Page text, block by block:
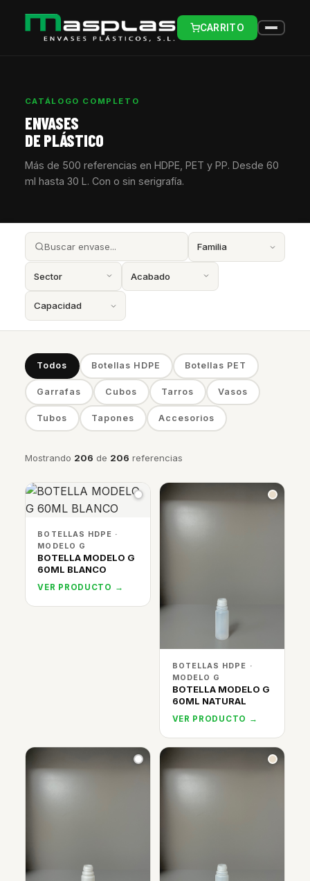
CARRITO
CATÁLOGO COMPLETO
ENVASES
DE PLÁSTICO
Más de 500 referencias en HDPE, PET y PP. Desde 60
ml hasta 30 L. Con o sin serigrafía.
Todos Botellas HDPE Botellas PET
Garrafas Cubos Tarros Vasos
Tubos Tapones Accesorios
Mostrando 206 de 206 referencias
BOTELLAS HDPE ·
MODELO G
BOTELLA MODELO G
60ML BLANCO
VER PRODUCTO →
BOTELLAS HDPE ·
MODELO G
BOTELLA MODELO G
60ML NATURAL
VER PRODUCTO →